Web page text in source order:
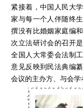
紧接着，中国人民大
家与每一个人伴随终
撰没有比婚姻家庭编
次立法研讨会的召开
全国人大常委会法制
意见反映到民法典编
会议的主办方、与会学